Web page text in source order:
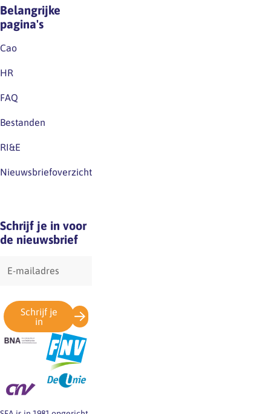
Belangrijke
pagina's
Cao
HR
FAQ
Bestanden
RI&E
Nieuwsbriefoverzicht
Schrijf je in voor
de nieuwsbrief
mailadres
Schrijf je
in